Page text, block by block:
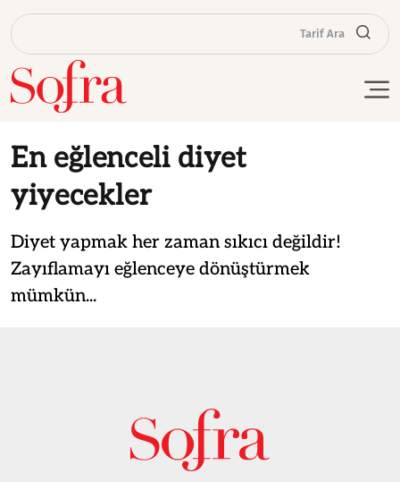
Tarif Ara
En eğlenceli diyet
yiyecekler
Diyet yapmak her zaman sıkıcı değildir!
Zayıflamayı eğlenceye dönüştürmek
mümkün...